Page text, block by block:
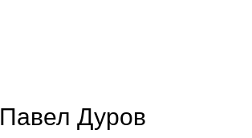
Павел Дуров